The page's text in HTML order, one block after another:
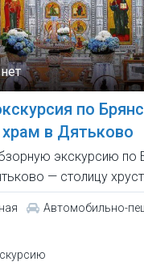
по
храм в Дятьково
экскурсию по
— столицу
Автомобильно-